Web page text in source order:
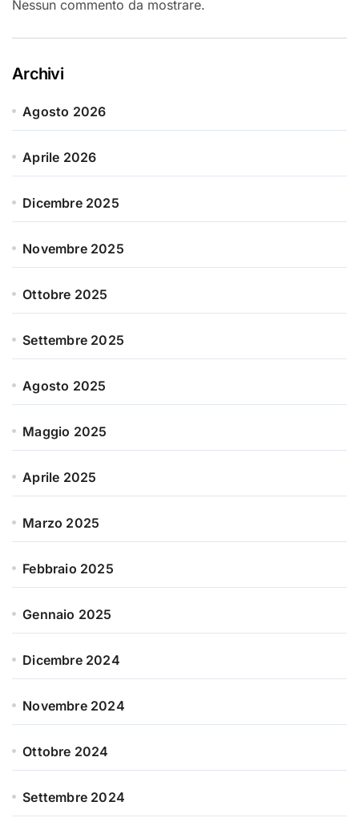
Nessun commento da mostrare.
Archivi
Agosto 2026
Aprile 2026
Dicembre 2025
Novembre 2025
Ottobre 2025
Settembre 2025
Agosto 2025
Maggio 2025
Aprile 2025
Marzo 2025
Febbraio 2025
Gennaio 2025
Dicembre 2024
Novembre 2024
Ottobre 2024
Settembre 2024